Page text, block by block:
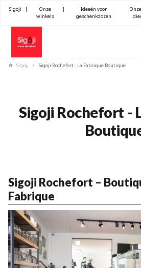
Sigoji |
Onze
winkels
|
Ideeën voor
geschenkdozen
Sigoji Sigoji Rochefort - La Fabrique Boutique
Sigoji Rochefort -
Sigoji Rochefort –
Fabrique